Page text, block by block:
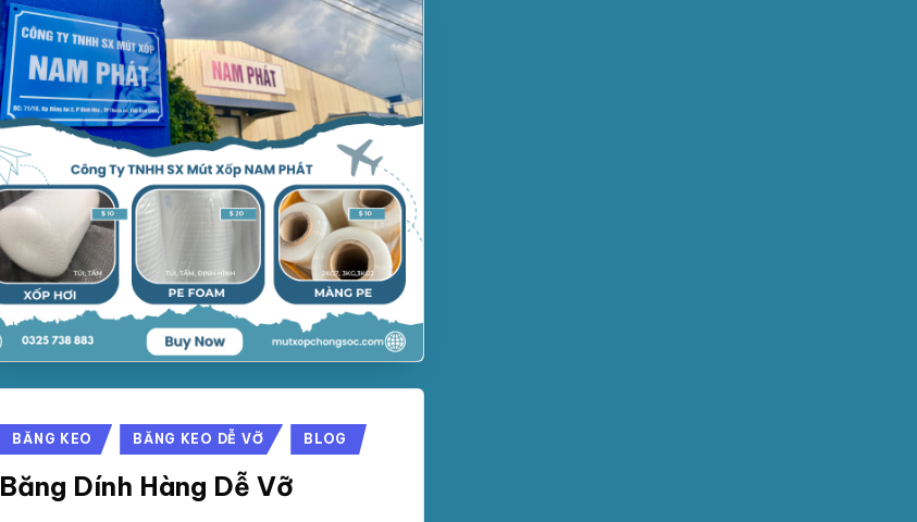
Posted
BĂNG KEO BĂNG KEO DỄ VỠ BLOG
Băng Dính Hàng Dễ Vỡ